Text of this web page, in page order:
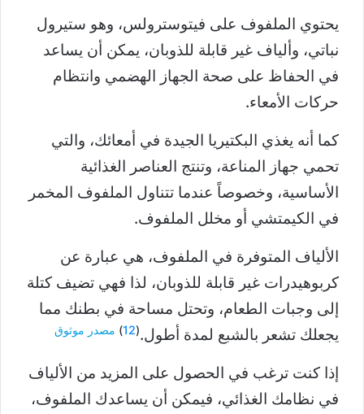
يحتوي الملفوف على فيتوسترولس، وهو ستيرول
نباتي، وألياف غير قابلة للذوبان، يمكن أن يساعد
في الحفاظ على صحة الجهاز الهضمي وانتظام
حركات الأمعاء.
كما أنه يغذي البكتيريا الجيدة في أمعائك، والتي
تحمي جهاز المناعة، وتنتج العناصر الغذائية
الأساسية، وخصوصاً عندما تتناول الملفوف المخمر
في الكيمتشي أو مخلل الملفوف.
الألياف المتوفرة في الملفوف، هي عبارة عن
كربوهيدرات غير قابلة للذوبان، لذا فهي تضيف كتلة
إلى وجبات الطعام، وتحتل مساحة في بطنك مما
يجعلك تشعر بالشبع لمدة أطول.(
12
) مصدر موثوق
إذا كنت ترغب في الحصول على المزيد من الألياف
في نظامك الغذائي، فيمكن أن يساعدك الملفوف،